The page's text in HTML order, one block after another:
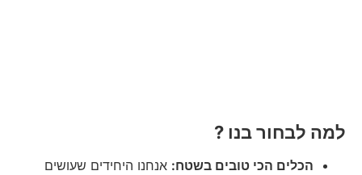
למה לבחור בנו ?
הכלים הכי טובים בשטח: אנחנו היחידים שעושים